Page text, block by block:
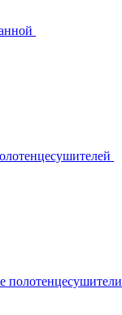
полотенцесушители